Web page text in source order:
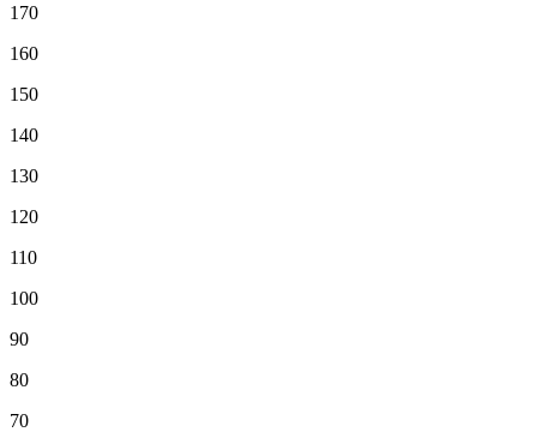
170
160
150
140
130
120
110
100
90
80
70